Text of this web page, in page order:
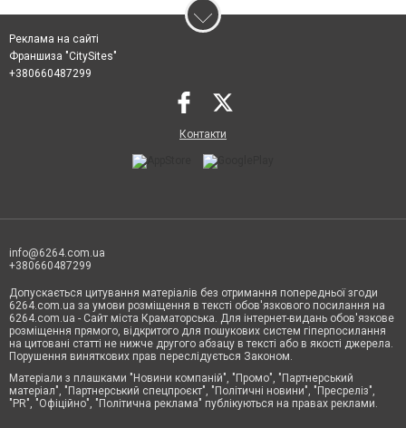
Реклама на сайті
Франшиза "CitySites"
+380660487299
Контакти
info@6264.com.ua
+380660487299
Допускається цитування матеріалів без отримання попередньої згоди
6264.com.ua за умови розміщення в тексті обов'язкового посилання на
6264.com.ua - Сайт міста Краматорська. Для інтернет-видань обов'язкове
розміщення прямого, відкритого для пошукових систем гіперпосилання
на цитовані статті не нижче другого абзацу в тексті або в якості джерела.
Порушення виняткових прав переслідується Законом.
Матеріали з плашками "Новини компаній", "Промо", "Партнерський
матеріал", "Партнерський спецпроєкт", "Політичні новини", "Пресреліз",
"PR", "Офіційно", "Політична реклама" публікуються на правах реклами.